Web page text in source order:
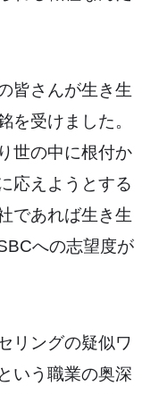
皆さんが生き生
を受けました。
世の中に根付か
応えようとする
であれば生き生
への志望度が
リングの疑似ワ
いう職業の奥深